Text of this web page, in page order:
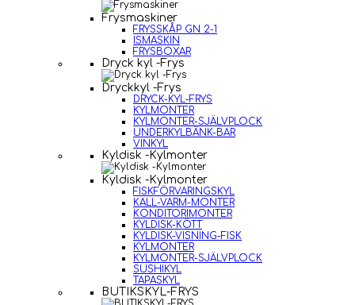
Frysmaskiner
FRYSSKÅP GN 2-1
ISMASKIN
FRYSBOXAR
Dryck kyl -Frys
Dryckkyl -Frys
DRYCK-KYL-FRYS
KYLMONTER
KYLMONTER-SJÄLVPLOCK
UNDERKYLBÄNK-BAR
VINKYL
Kyldisk -Kylmonter
Kyldisk -Kylmonter
FISKFÖRVARINGSKYL
KALL-VARM-MONTER
KONDITORIMONTER
KYLDISK-KÖTT
KYLDISK-VISNING-FISK
KYLMONTER
KYLMONTER-SJÄLVPLOCK
SUSHIKYL
TAPASKYL
BUTIKSKYL-FRYS